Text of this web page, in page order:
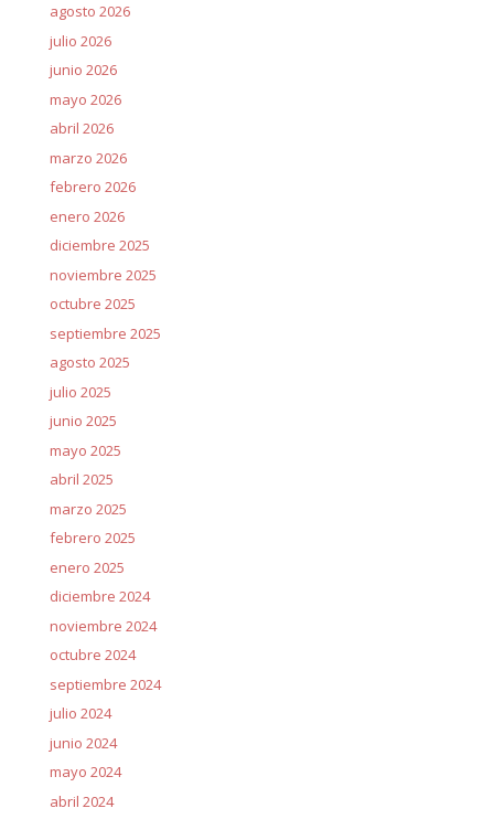
agosto 2026
julio 2026
junio 2026
mayo 2026
abril 2026
marzo 2026
febrero 2026
enero 2026
diciembre 2025
noviembre 2025
octubre 2025
septiembre 2025
agosto 2025
julio 2025
junio 2025
mayo 2025
abril 2025
marzo 2025
febrero 2025
enero 2025
diciembre 2024
noviembre 2024
octubre 2024
septiembre 2024
julio 2024
junio 2024
mayo 2024
abril 2024